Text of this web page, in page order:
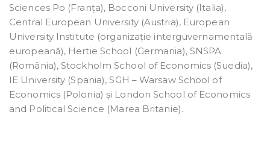
Sciences Po (Franța), Bocconi University (Italia),
Central European University (Austria), European
University Institute (organizație interguvernamentală
europeană), Hertie School (Germania), SNSPA
(România), Stockholm School of Economics (Suedia),
IE University (Spania), SGH – Warsaw School of
Economics (Polonia) și London School of Economics
and Political Science (Marea Britanie).